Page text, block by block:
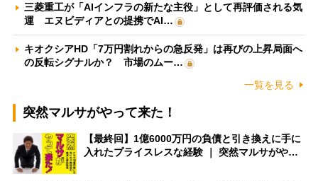
三菱重工が「AIインフラの新たな主役」として再評価される気
運 エヌビディアとの提携でAI…
キオクシアHD「7万円割れからの急反発」は再びの上昇局面へ
の反転シグナルか？ 市場のムー…
一覧を見る
突然マルサがやって来た！
【最終回】1億6000万円の負債と引き換えに手に
入れたプライスレスな経験 ｜ 突然マルサがや…